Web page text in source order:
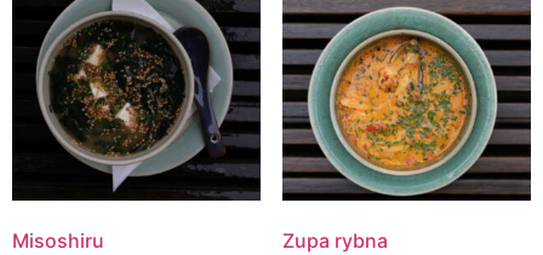
Misoshiru Zupa rybna